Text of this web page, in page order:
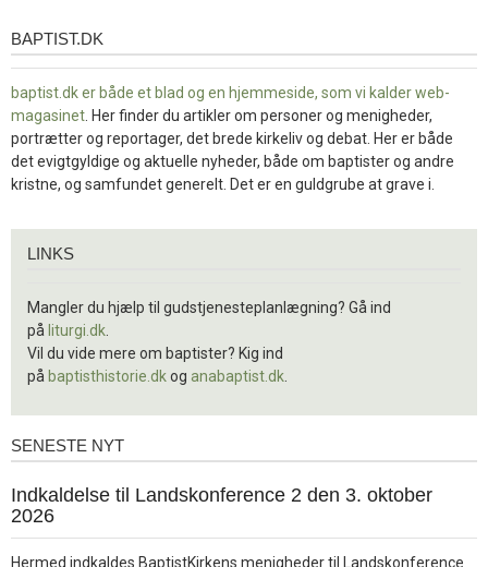
baptist.dk
BAPTIST.DK
baptist.dk er både et blad og en hjemmeside, som vi kalder web-
magasinet . Her finder du artikler om personer og menigheder,
portrætter og reportager, det brede kirkeliv og debat. Her er både
det evigtgyldige og aktuelle nyheder, både om baptister og andre
kristne, og samfundet generelt. Det er en guldgrube at grave i.
LINKS
Mangler du hjælp til gudstjenesteplanlægning? Gå ind
på liturgi.dk
Vil du vide mere om baptister? Kig ind
på baptisthistorie.dkog anabaptist.dk
Seneste
SENESTE NYT
1.
jul.
Indkaldelse til Landskonference 2 den 3. oktober
2026
Hermed indkaldes BaptistKirkens menigheder til Landskonference